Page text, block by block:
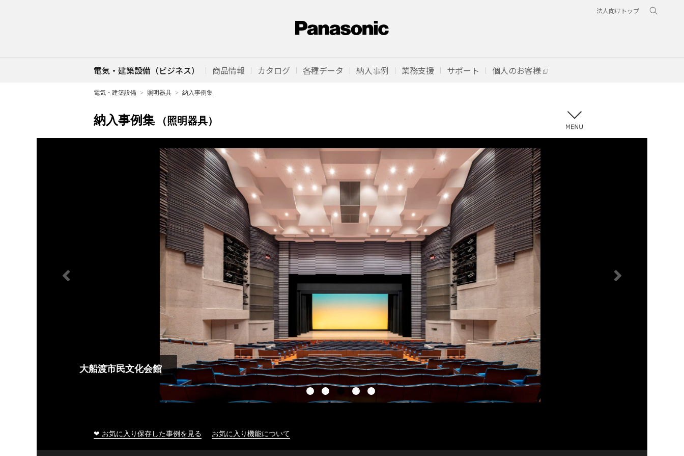
法人向けトップ
電気・建築設備（ビジネス） 商品情報 カタログ 各種データ 納入事例 業務支援 サポート 個人のお客様
電気・建築設備 照明器具 納入事例集
納入事例集 （照明器具）
大船渡市民文化会館
❤ お気に入り保存した事例を見る お気に入り機能について